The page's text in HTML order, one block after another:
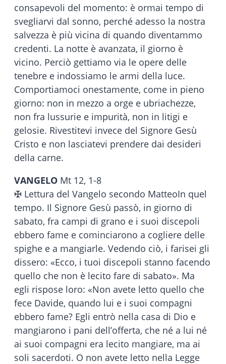
consapevoli del momento: è ormai tempo di
svegliarvi dal sonno, perché adesso la nostra
salvezza è più vicina di quando diventammo
credenti. La notte è avanzata, il giorno è
vicino. Perciò gettiamo via le opere delle
tenebre e indossiamo le armi della luce.
Comportiamoci onestamente, come in pieno
giorno: non in mezzo a orge e ubriachezze,
non fra lussurie e impurità, non in litigi e
gelosie. Rivestitevi invece del Signore Gesù
Cristo e non lasciatevi prendere dai desideri
della carne.
VANGELO Mt 12, 1-8
✠ Lettura del Vangelo secondo MatteoIn quel
tempo. Il Signore Gesù passò, in giorno di
sabato, fra campi di grano e i suoi discepoli
ebbero fame e cominciarono a cogliere delle
spighe e a mangiarle. Vedendo ciò, i farisei gli
dissero: «Ecco, i tuoi discepoli stanno facendo
quello che non è lecito fare di sabato». Ma
egli rispose loro: «Non avete letto quello che
fece Davide, quando lui e i suoi compagni
ebbero fame? Egli entrò nella casa di Dio e
mangiarono i pani dell’offerta, che né a lui né
ai suoi compagni era lecito mangiare, ma ai
soli sacerdoti. O non avete letto nella Legge